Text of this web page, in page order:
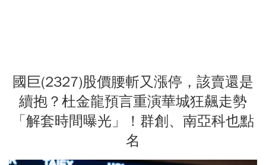
國巨(2327)股價腰斬又漲停，該賣還是
續抱？杜金龍預言重演華城狂飆走勢
「解套時間曝光」！群創、南亞科也點
名